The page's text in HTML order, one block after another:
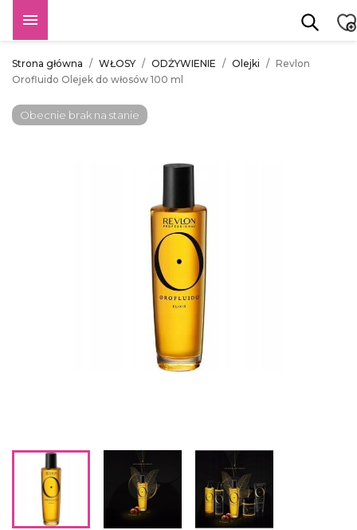

Strona główna WŁOSY ODŻYWIENIE Olejki
Revlon
Orofluido Olejek do włosów 100 ml
Obecnie brak na stanie